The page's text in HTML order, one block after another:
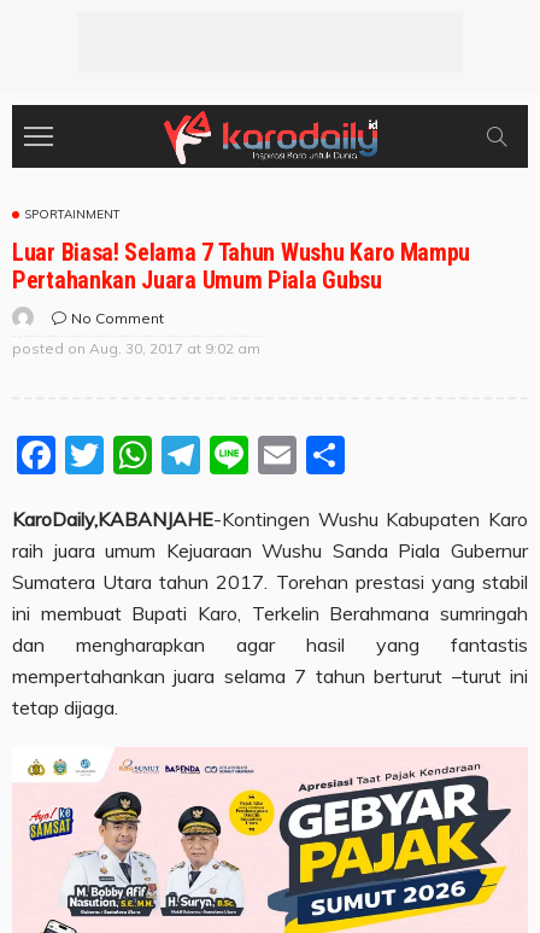
SPORTAINMENT
Luar Biasa! Selama 7 Tahun Wushu Karo Mampu
Pertahankan Juara Umum Piala Gubsu
No Comment
posted on Aug. 30, 2017 at 9:02 am
Facebook
Twitter
WhatsApp
Telegram
LineEmail
KaroDaily,KABANJAHE-Kontingen Wushu Kabupaten Karo
raih juara umum Kejuaraan Wushu Sanda Piala Gubernur
Sumatera Utara tahun 2017. Torehan prestasi yang stabil
ini membuat Bupati Karo, Terkelin Berahmana sumringah
dan mengharapkan agar hasil yang fantastis
mempertahankan juara selama 7 tahun berturut –turut ini
tetap dijaga.